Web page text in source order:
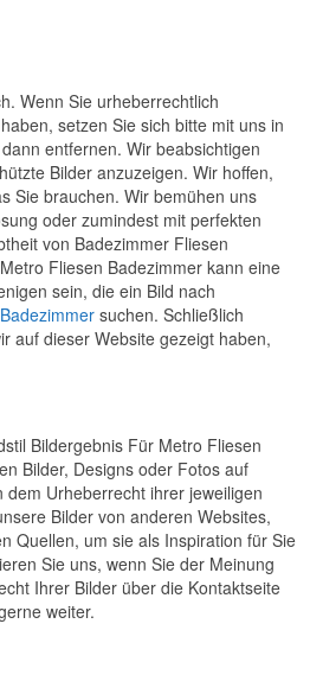
Wenn Sie urheberrechtlich
setzen Sie sich bitte mit uns in
entfernen. Wir beabsichtigen
Bilder anzuzeigen. Wir hoffen,
Sie brauchen. Wir bemühen uns
oder zumindest mit perfekten
von Badezimmer Fliesen
Fliesen Badezimmer kann eine
sein, die ein Bild nach
Badezimmer suchen. Schließlich
auf dieser Website gezeigt haben,
Bildergebnis Für Metro Fliesen
Bilder, Designs oder Fotos auf
Urheberrecht ihrer jeweiligen
Bilder von anderen Websites,
Quellen, um sie als Inspiration für Sie
Sie uns, wenn Sie der Meinung
Ihrer Bilder über die Kontaktseite
weiter.